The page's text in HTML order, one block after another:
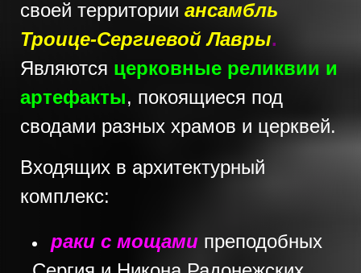
своей территории ансамбль
Троице-Сергиевой Лавры.
Являются церковные реликвии и
артефакты, покоящиеся под
сводами разных храмов и церквей.
Входящих в архитектурный
комплекс:
раки с мощами преподобных